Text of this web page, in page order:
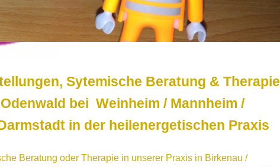
Sytemische Beratung & Therapie
bei Weinheim / Mannheim /
in der heilenergetischen Praxis
Beratung oder Therapie in unserer Praxis in Birkenau /